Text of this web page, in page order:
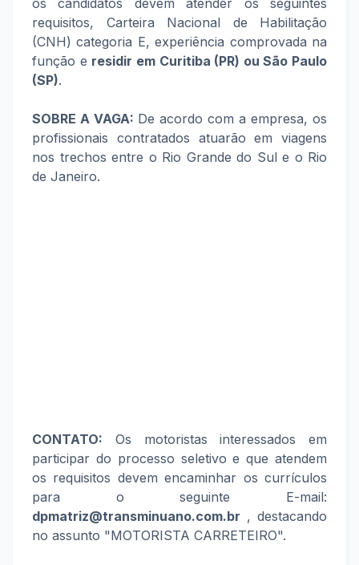
os candidatos devem atender os seguintes
requisitos, Carteira Nacional de Habilitação
(CNH) categoria E, experiência comprovada na
função e residir em Curitiba (PR) ou São Paulo
(SP).
SOBRE A VAGA: De acordo com a empresa, os
profissionais contratados atuarão em viagens
nos trechos entre o Rio Grande do Sul e o Rio
de Janeiro.
CONTATO: Os motoristas interessados em
participar do processo seletivo e que atendem
os requisitos devem encaminhar os currículos
para o seguinte E-mail:
dpmatriz@transminuano.com.br , destacando
no assunto "MOTORISTA CARRETEIRO".